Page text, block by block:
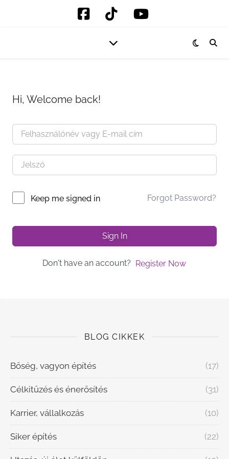
Hi, Welcome back!
Keep me signed in Forgot Password?
Sign In
Don't have an account? Register Now
BLOG CIKKEK
Bőség, vagyon építés (17)
Célkitűzés és énerősítés (31)
Karrier, vállalkozás (10)
Siker építés (22)